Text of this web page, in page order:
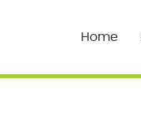
Home